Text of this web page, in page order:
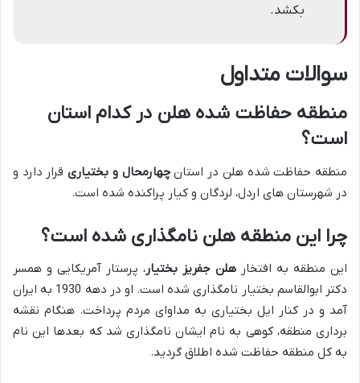
بکشد.
سوالات متداول
منطقه حفاظت شده هلن در کدام استان
است؟
منطقه حفاظت شده هلن در استانچهارمحال و بختیاریقرار دارد و
در شهرستان های اردل، لردگان و کیار پراکنده شده است.
چرا این منطقه هلن نامگذاری شده است؟
این منطقه به افتخار هلن جفریز بختیار، پرستار آمریکایی و همسر
دکتر ابوالقاسم بختیار نامگذاری شده است. او در دهه 1930 به ایران
آمد و در کنار ایل بختیاری به مداوای مردم پرداخت. هنگام نقشه
برداری منطقه، کوهی به نام ایشان نامگذاری شد که بعدها این نام
به کل منطقه حفاظت شده اطلاق گردید.